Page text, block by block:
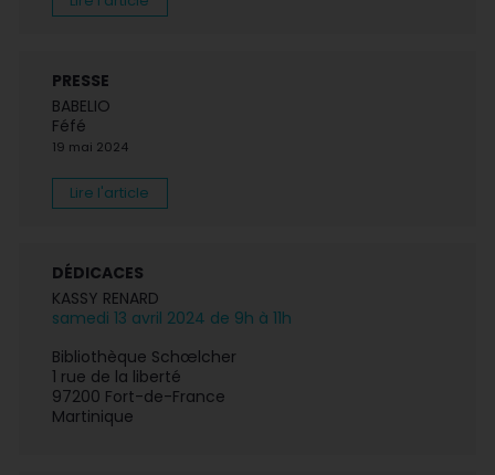
PRESSE
BABELIO
Féfé
19 mai 2024
Lire l'article
DÉDICACES
KASSY RENARD
samedi 13 avril 2024 de 9h à 11h
Bibliothèque Schœlcher
1 rue de la liberté
97200 Fort-de-France
Martinique